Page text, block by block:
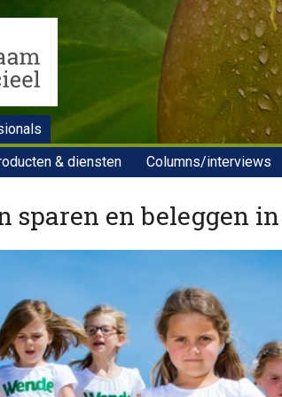
& diensten Columns/interviews
sparen en beleggen